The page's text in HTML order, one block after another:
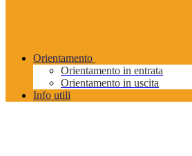
Orientamento
Orientamento in entrata
Orientamento in uscita
Info utili